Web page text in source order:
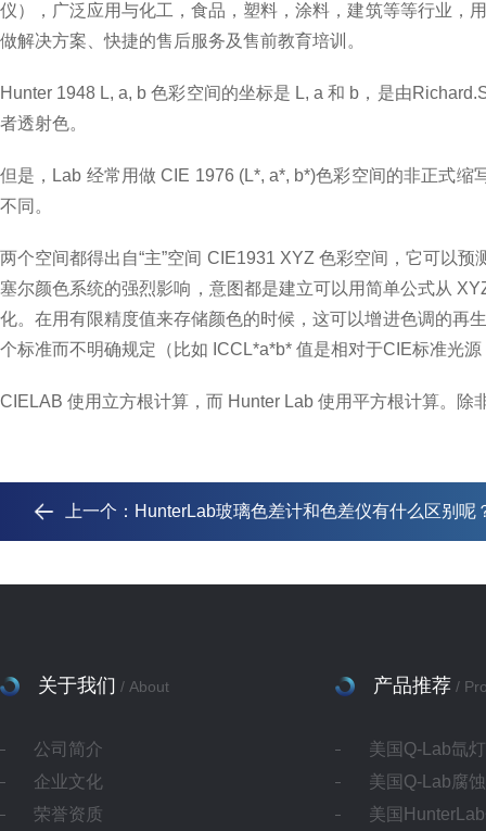
仪），广泛应用与化工，食品，塑料，涂料，建筑等等行业，
做解决方案、快捷的售后服务及售前教育培训。
Hunter 1948 L, a, b 色彩空间的坐标是 L, a 和 b，是由
者透射色。
但是，Lab 经常用做 CIE 1976 (L*, a*, b*)色彩空间的非正式
不同。
两个空间都得出自“主”空间 CIE1931 XYZ 色彩空间，它可以
塞尔颜色系统的强烈影响，意图都是建立可以用简单公式从
化。在用有限精度值来存储颜色的时候，这可以增进色调的再
个标准而不明确规定（比如 ICCL*a*b* 值是相对于CIE标准光
CIELAB 使用立方根计算，而 Hunter Lab 使用平方根计算。
上一个： HunterLab玻璃色差计和色差仪有什么区别呢
关于我们 / About
公司简介
企业文化
荣誉资质
产品推荐 /
美国Q-Lab氙
美国Q-Lab腐
美国